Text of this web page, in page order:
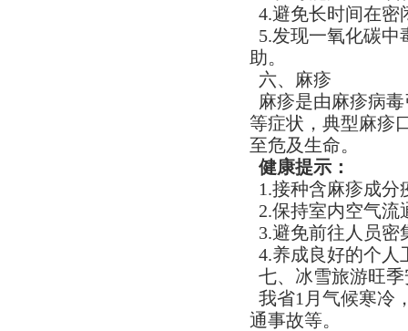
4.避免长时间在密
5.发现一氧化碳中
助。
六、麻疹
麻疹是由麻疹病
等症状，典型麻疹
至危及生命。
健康提示：​
1.接种含麻疹成
2.保持室内空气流
3.避免前往人员
4.养成良好的个人
七、冰雪旅游旺
我省1月气候寒冷
通事故等。